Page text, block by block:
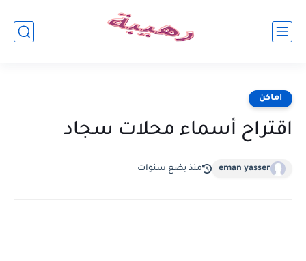
اماكن
اقتراح أسماء محلات سجاد
eman yasser منذ بضع سنوات